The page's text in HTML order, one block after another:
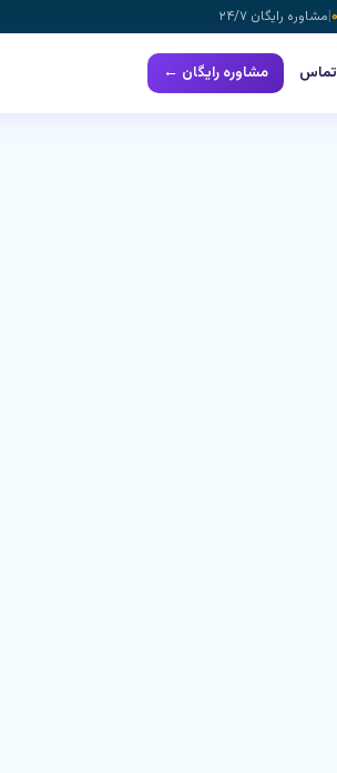
|مشاوره رایگان ۲۴/۷
تماس مشاوره رایگان ←